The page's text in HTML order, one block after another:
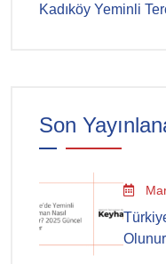
Kadıköy Yeminli
Son